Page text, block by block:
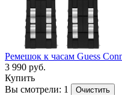
Ремешок к часам Guess
3 990 руб.
Купить
Вы смотрели: 1
Очистить